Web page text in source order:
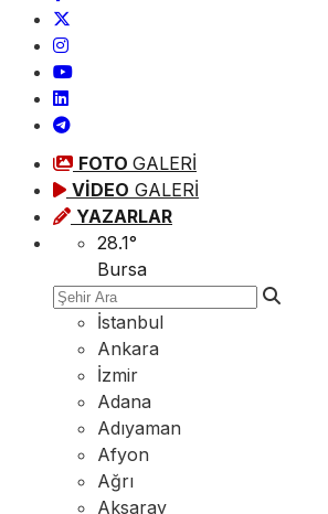
FOTO GALERİ
VİDEO GALERİ
YAZARLAR
28.1°
Bursa
İstanbul
Ankara
İzmir
Adana
Adıyaman
Afyon
Ağrı
Aksaray